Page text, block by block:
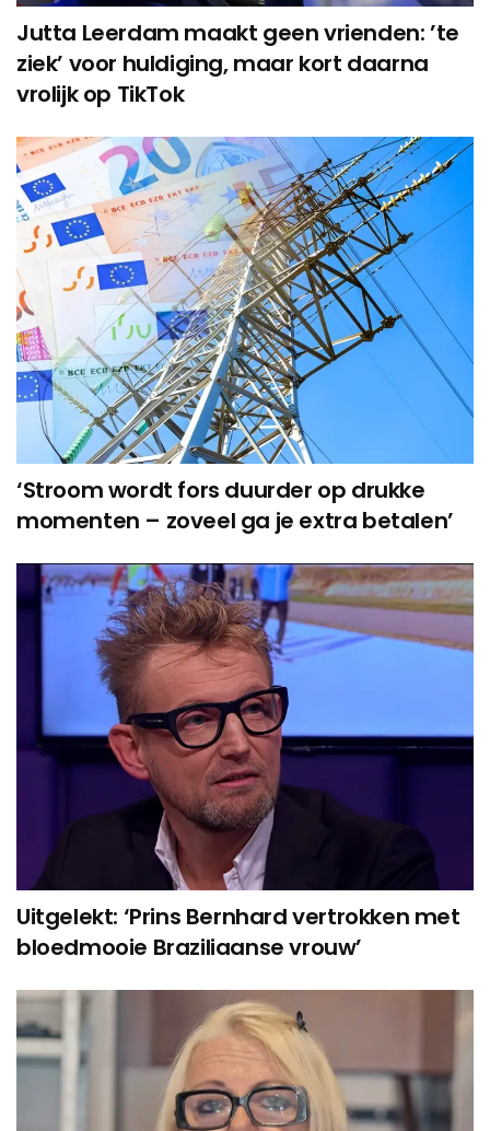
Jutta Leerdam maakt geen vrienden: ’te
ziek’ voor huldiging, maar kort daarna
vrolijk op TikTok
‘Stroom wordt fors duurder op drukke
momenten – zoveel ga je extra betalen’
Uitgelekt: ‘Prins Bernhard vertrokken met
bloedmooie Braziliaanse vrouw’